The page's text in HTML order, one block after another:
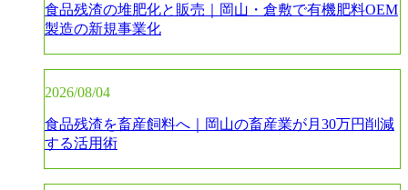
食品残渣の堆肥化と販売｜岡山・倉敷で有機肥料OEM
製造の新規事業化
2026/08/04
食品残渣を畜産飼料へ｜岡山の畜産業が月30万円削減
する活用術